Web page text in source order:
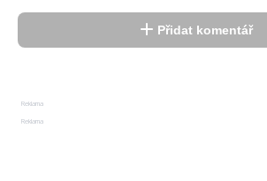
Přidat komentář
Reklama
Reklama